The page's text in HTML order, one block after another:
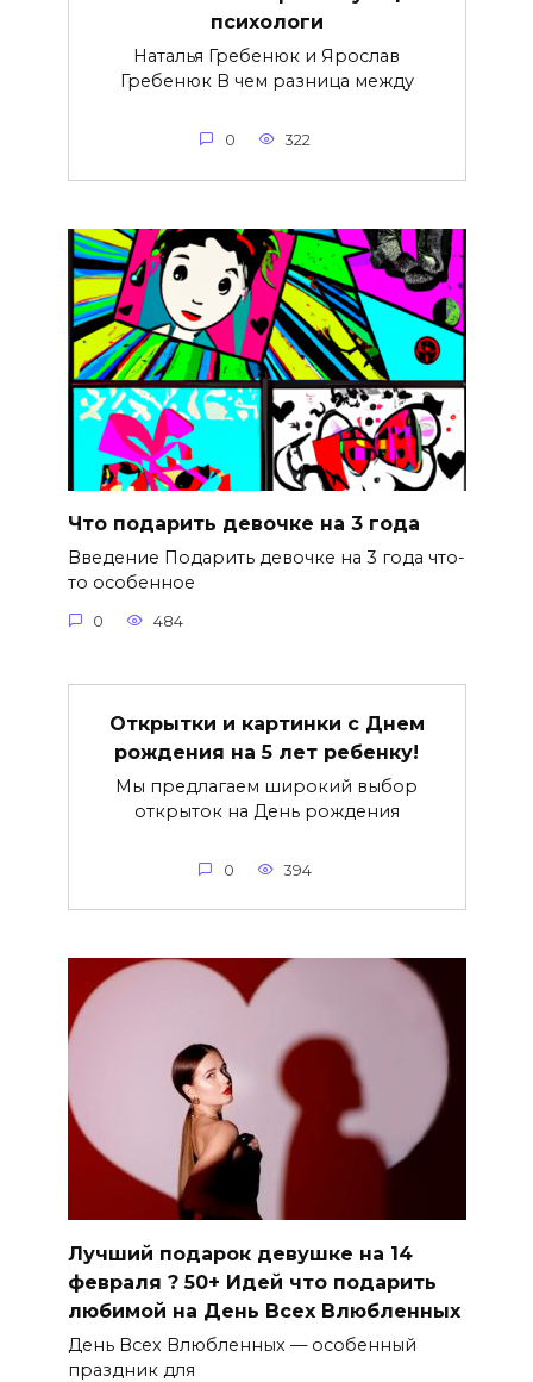
психологи
Наталья Гребенюк и Ярослав
Гребенюк В чем разница между
0 322
Что подарить девочке на 3 года
Введение Подарить девочке на 3 года что-
то особенное
0 484
Открытки и картинки с Днем
рождения на 5 лет ребенку!
Мы предлагаем широкий выбор
открыток на День рождения
0 394
Лучший подарок девушке на 14
февраля ? 50+ Идей что подарить
любимой на День Всех Влюбленных
День Всех Влюбленных — особенный
праздник для